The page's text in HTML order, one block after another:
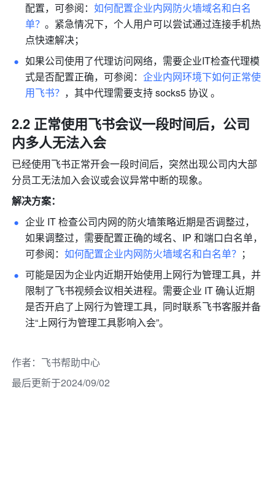
配置，可参阅：如何配置企业内网防火墙域名和白名
单？。紧急情况下，个人用户可以尝试通过连接手机热
点快速解决；
如果公司使用了代理访问网络，需要企业IT检查代理模
式是否配置正确，可参阅：企业内网环境下如何正常使
用飞书？ ，其中代理需要支持 socks5 协议 。
2.2 正常使用飞书会议一段时间后，公司
内多人无法入会
已经使用飞书正常开会一段时间后，突然出现公司内大部
分员工无法加入会议或会议异常中断的现象。
解决方案：
企业 IT 检查公司内网的防火墙策略近期是否调整过，
如果调整过，需要配置正确的域名、IP 和端口白名单，
可参阅：如何配置企业内网防火墙域名和白名单？ ；
可能是因为企业内近期开始使用上网行为管理工具，并
限制了飞书视频会议相关进程。需要企业 IT 确认近期
是否开启了上网行为管理工具，同时联系飞书客服并备
注“上网行为管理工具影响入会”。
作者： 飞书帮助中心
最后更新于2024/09/02